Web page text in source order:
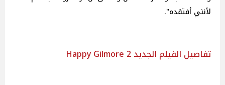
لأنني أفتقده".
تفاصيل الفيلم الجديد 2 Happy Gilmore